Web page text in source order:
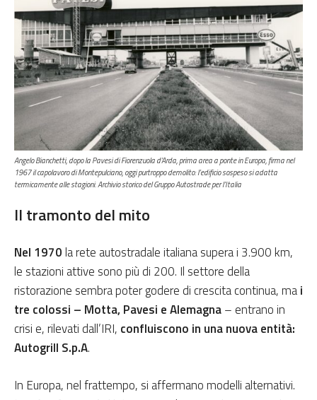
Angelo Bianchetti, dopo la Pavesi di Fiorenzuola d’Arda, prima area a ponte in Europa, firma nel
1967 il capolavoro di Montepulciano, oggi purtroppo demolito: l’edificio sospeso si adatta
termicamente alle stagioni.Archivio storico del Gruppo Autostrade per l’Italia
Il tramonto del mito
Nel 1970la rete autostradale italiana supera i 3.900 km,
le stazioni attive sono più di 200. Il settore della
ristorazione sembra poter godere di crescita continua, mai
tre colossi – Motta, Pavesi e Alemagna– entrano in
crisi e, rilevati dall’IRI, confluiscono in una nuova entità:
Autogrill S.p.A.
In Europa, nel frattempo, si affermano modelli alternativi.